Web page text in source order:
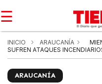
☰
INICIO ARAUCANÍA
SUFREN ATAQUES
ARAUCANÍA